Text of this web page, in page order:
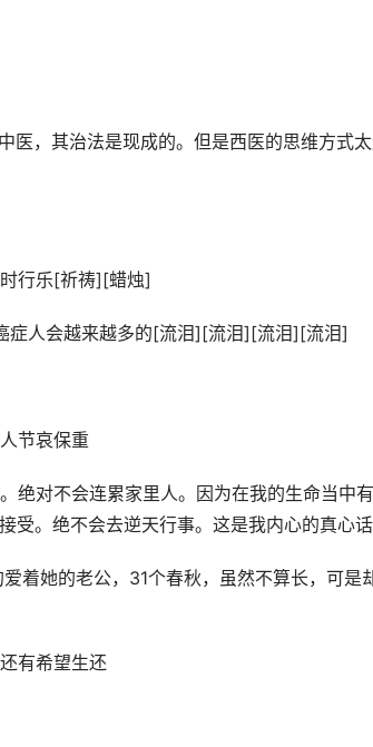
医，其治法是现成的。但是西医的思维方式
行乐[祈祷][蜡烛]
症人会越来越多的[流泪][流泪][流泪][流泪]
节哀保重
绝对不会连累家里人。因为在我的生命当中有
受。绝不会去逆天行事。这是我内心的真心
着她的老公，31个春秋，虽然不算长，可是
有希望生还